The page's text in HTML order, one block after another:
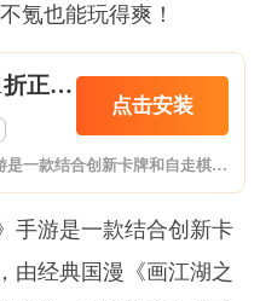
氪也能玩得爽！
新不良人0.1折正版授权
点击安装
《新不良人》手游是一款结合创新卡牌和自走棋玩法的武侠游戏，由经典国漫《画江湖之不良人》第六季独家正版授权打造，采用逼真水墨式画风，提供丰富的策略战斗体验。游戏特色包括超级华丽的战斗表演、武侠RPG与战棋的完美结合，以及极致视觉体验。玩家可以招募经典角色，体验原汁原味的剧情和丰富的江湖冒险。
手游是一款结合创新卡
由经典国漫《画江湖之